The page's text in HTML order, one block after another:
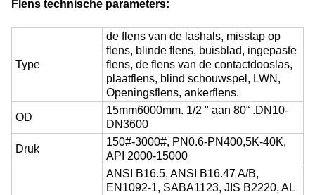
Flens technische parameters:
Type
de flens van de lashals, misstap op
flens, blinde flens, buisblad, ingepaste
flens, de flens van de contactdooslas,
plaatflens, blind schouwspel, LWN,
Openingsflens, ankerflens.
OD
15mm6000mm. 1/2 " aan 80“ .DN10-
DN3600
Druk
150#-3000#, PN0.6-PN400,5K-40K,
API 2000-15000
ANSI B16.5, ANSI B16.47 A/B,
EN1092-1, SABA1123, JIS B2220, AL